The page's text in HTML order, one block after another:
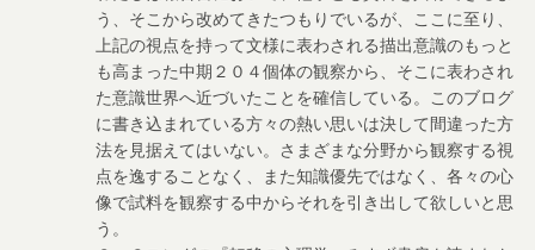
う、そこから改めてきたつもりでいるが、ここに至り、
上記の視点を持って文様に表わされる描出意識のもっと
も高まった中期２０４個体の観察から、そこに表わされ
た意識世界へ近づいたことを確信している。このブログ
に書き込まれている方々の熱い思いは決して間違った方
法を見据えてはいない。さまざまな分野から観察する視
点を逸することなく、また知識優先ではなく、各々の心
像で試料を観察する中からそれを引き出して欲しいと思
う。